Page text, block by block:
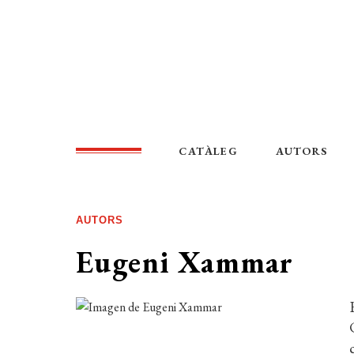
CATÀLEG AUTORS
AUTORS
Eugeni Xammar